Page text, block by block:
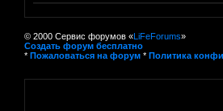
© 2000 Сервис форумов «LiFeForums»
Создать форум бесплатно
* Пожаловаться на форум * Политика